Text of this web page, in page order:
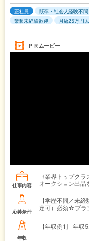
正社員 既卒・社会人経験不問
業種未経験歓迎
月給25万円
ＰＲムービー
仕事内容
《業界トップク
オークション出品
応募条件
【学歴不問／未
定可）必須☆ブラ
年収
【年収例1】 年収